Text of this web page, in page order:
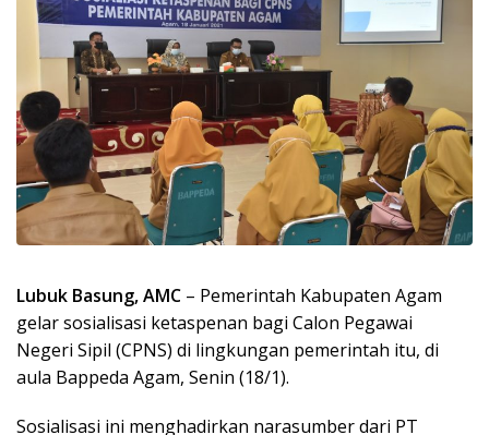
Lubuk Basung, AMC – Pemerintah Kabupaten Agam
gelar sosialisasi ketaspenan bagi Calon Pegawai
Negeri Sipil (CPNS) di lingkungan pemerintah itu, di
aula Bappeda Agam, Senin (18/1).
Sosialisasi ini menghadirkan narasumber dari PT